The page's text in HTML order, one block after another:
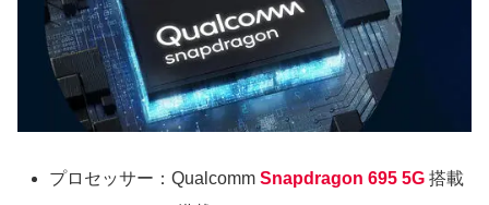
プロセッサー：Qualcomm Snapdragon 695 5G搭載